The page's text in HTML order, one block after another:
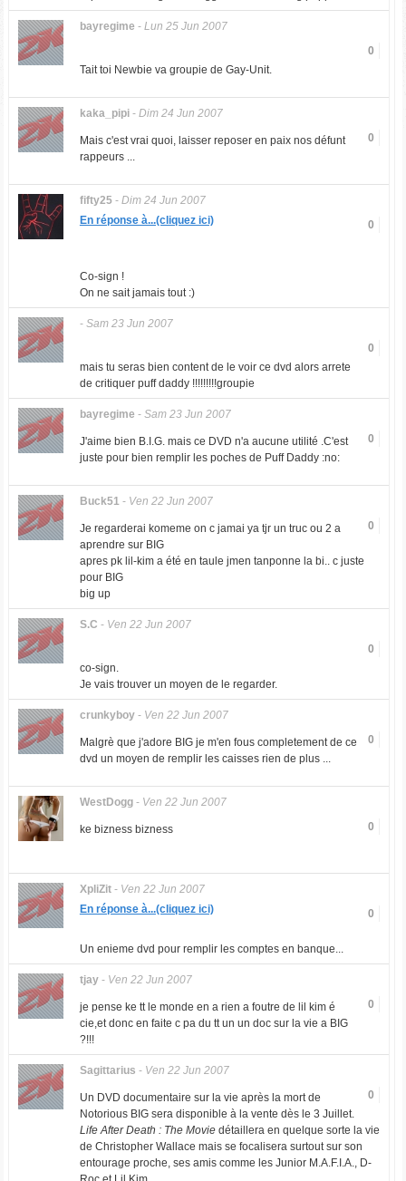
bayregime - Lun 25 Jun 2007
0
Tait toi Newbie va groupie de Gay-Unit.
kaka_pipi- Dim 24 Jun 2007
0
Mais c'est vrai quoi, laisser reposer en paix nos défunt
rappeurs ...
fifty25- Dim 24 Jun 2007
0
En réponse à...(cliquez ici)
Co-sign !
On ne sait jamais tout :)
- Sam 23 Jun 2007
0
mais tu seras bien content de le voir ce dvd alors arrete
de critiquer puff daddy !!!!!!!!!groupie
bayregime - Sam 23 Jun 2007
0
J'aime bien B.I.G. mais ce DVD n'a aucune utilité .C'est
juste pour bien remplir les poches de Puff Daddy :no:
Buck51- Ven 22 Jun 2007
0
Je regarderai komeme on c jamai ya tjr un truc ou 2 a
aprendre sur BIG
apres pk lil-kim a été en taule jmen tanponne la bi.. c juste
pour BIG
big up
S.C - Ven 22 Jun 2007
0
co-sign.
Je vais trouver un moyen de le regarder.
crunkyboy- Ven 22 Jun 2007
0
Malgrè que j'adore BIG je m'en fous completement de ce
dvd un moyen de remplir les caisses rien de plus ...
WestDogg- Ven 22 Jun 2007
0
ke bizness bizness
XpliZit- Ven 22 Jun 2007
0
En réponse à...(cliquez ici)
Un enieme dvd pour remplir les comptes en banque...
tjay- Ven 22 Jun 2007
0
je pense ke tt le monde en a rien a foutre de lil kim é
cie,et donc en faite c pa du tt un un doc sur la vie a BIG
?!!!
Sagittarius - Ven 22 Jun 2007
0
Un DVD documentaire sur la vie après la mort de
Notorious BIG sera disponible à la vente dès le 3 Juillet.
Life After Death : The Moviedétaillera en quelque sorte la vie
de Christopher Wallace mais se focalisera surtout sur son
entourage proche, ses amis comme les Junior M.A.F.I.A., D-